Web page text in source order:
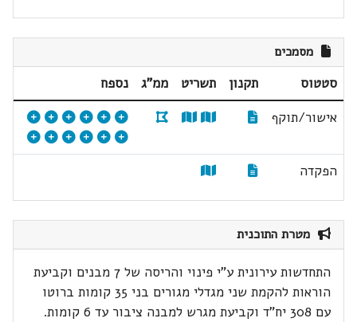
מסמכים
סטטוס תקנון תשריט ממ"ג
נספח
אישור/תוקף
הפקדה
מטרת התוכנית
התחדשות עירונית ע"י פינוי והריסה של 7 מבנים וקביעת
הוראות להקמת שני מגדלי מגורים בני 35 קומות ברוטו
עם 308 יח"ד וקביעת מגרש למבנה ציבור עד 6 קומות.